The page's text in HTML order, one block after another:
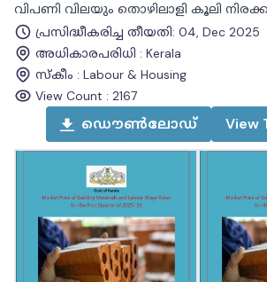
വിപണി വിലയും തൊഴിലാളി കൂലി
പ്രസിദ്ധീകരിച്ച തീയതി: 04, Dec 2025
അധികാരപരിധി : Kerala
സ്കീം : Labour & Housing
View Count : 2167
ഡൌൺലോഡ് View